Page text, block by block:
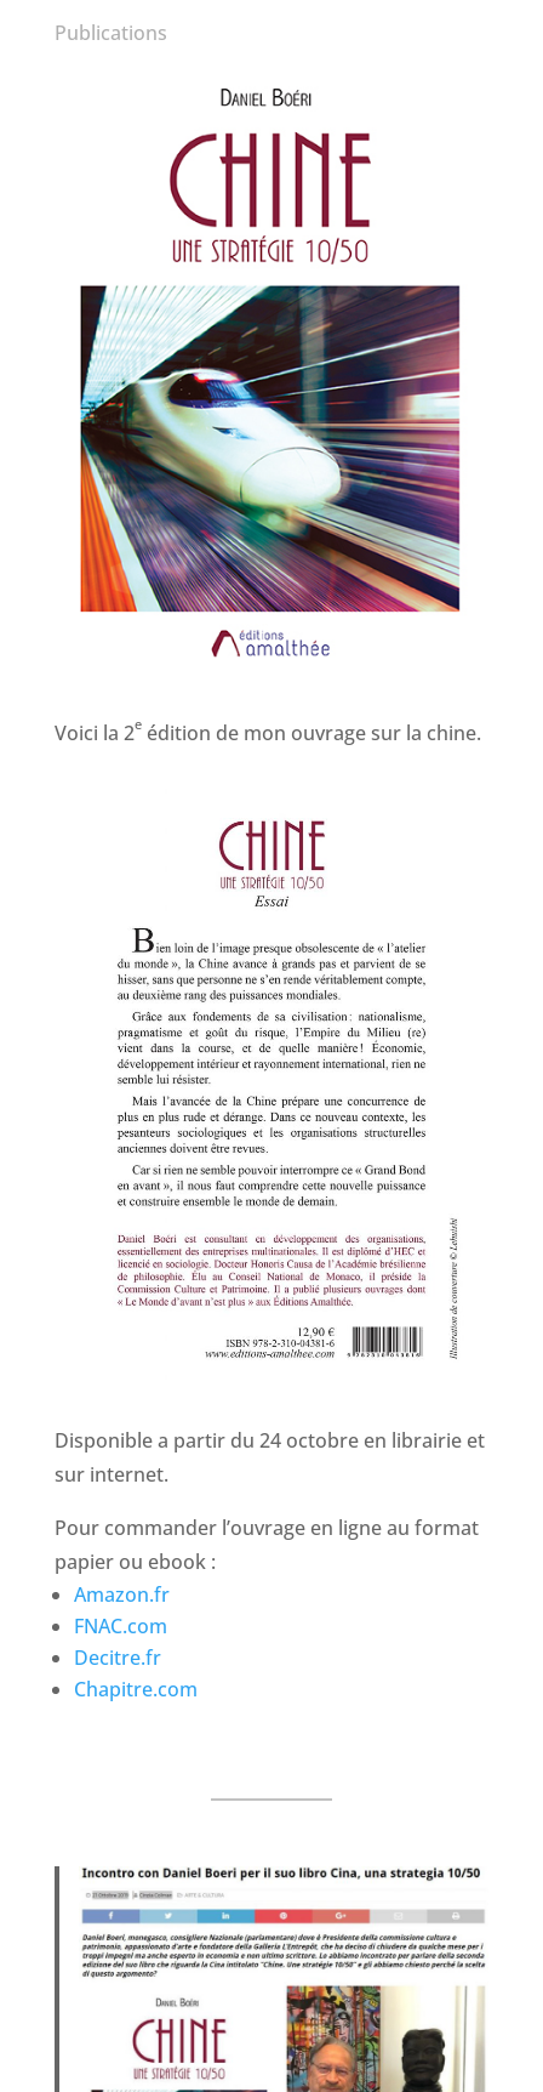
Publications
Voici la 2eédition de mon ouvrage sur la chine.
Disponible a partir du 24 octobre en librairie et
sur internet.
Pour commander l’ouvrage en ligne au format
papier ou ebook :
Amazon.fr
FNAC.com
Decitre.fr
Chapitre.com